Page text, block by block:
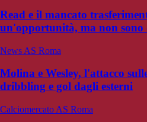
Read e il mancato
un'opportunità, ma non sono
News AS Roma
Molina e Wesley, l'attacco
dribbling e gol dagli esterni
Calciomercato AS Roma